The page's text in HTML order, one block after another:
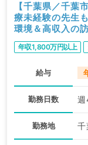
【千葉県／千
療未経験の先生
環境＆高収入の
科系／常勤）
年収1,800万円以上
給与
勤務日数
勤務地 千